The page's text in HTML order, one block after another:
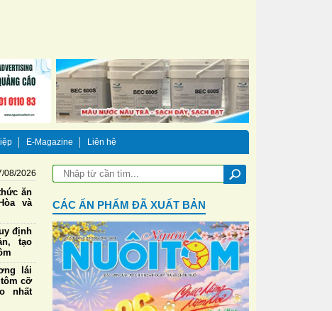
E-Magazine Liên hệ
08/2026
ăn
và
định
tạo
lái
cỡ
nhất
CÁC ẤN PHẨM ĐÃ XUẤT BẢN